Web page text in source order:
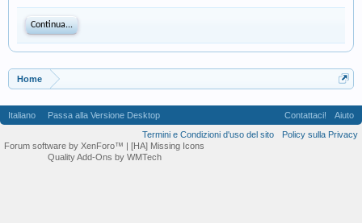
Continua...
Home
Italiano Passa alla Versione Desktop Contattaci!
Aiuto
Termini e Condizioni d'uso del sito
Policy sulla Privacy
Forum software by XenForo™ | [HA] Missing Icons
Quality Add-Ons by WMTech